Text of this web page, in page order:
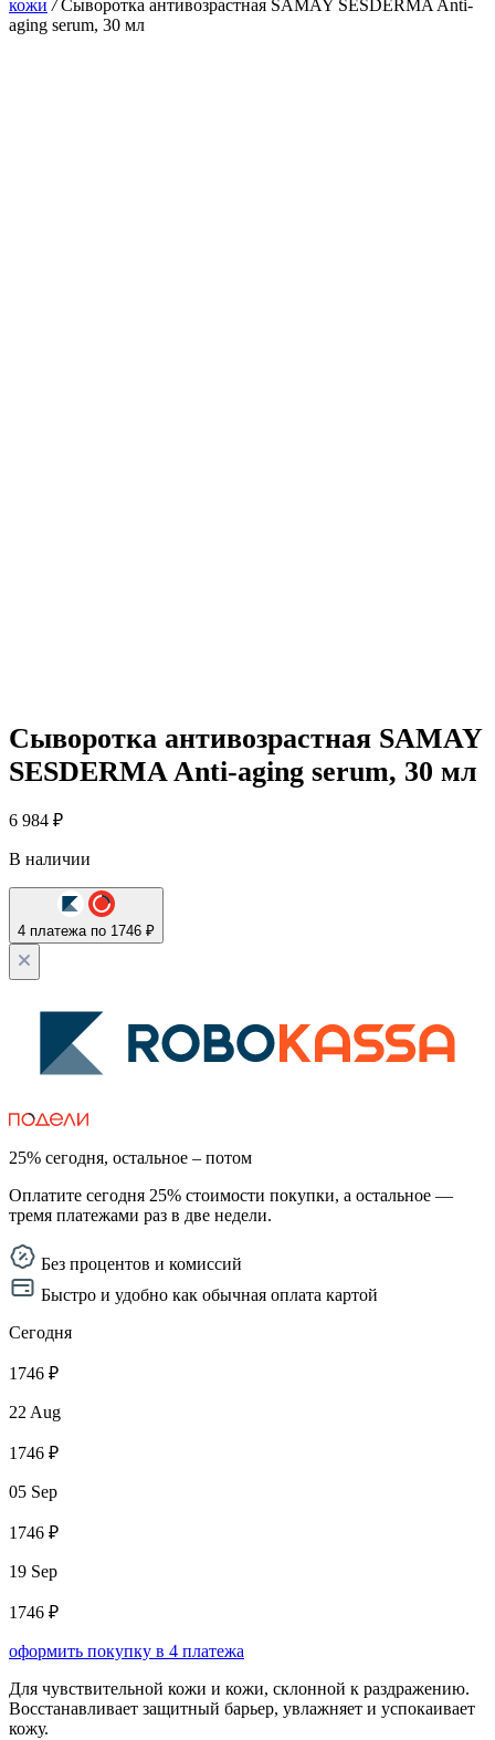
кожи /Сыворотка антивозрастная SAMAY SESDERMA Anti-
aging serum, 30 мл
Сыворотка антивозрастная SAMAY
SESDERMA Anti-aging serum, 30 мл
6 984 ₽
В наличии
4 платежа по 1746 ₽
25% сегодня, остальное – потом
Оплатите сегодня 25% стоимости покупки, а остальное —
тремя платежами раз в две недели.
Без процентов и комиссий
Быстро и удобно как обычная оплата картой
Сегодня
1746 ₽
22 Aug
1746 ₽
05 Sep
1746 ₽
19 Sep
1746 ₽
оформить покупку в 4 платежа
Для чувствительной кожи и кожи, склонной к раздражению.
Восстанавливает защитный барьер, увлажняет и успокаивает
кожу.